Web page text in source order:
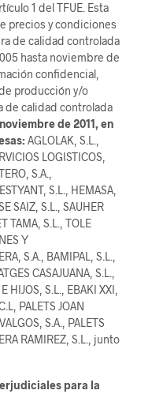
1 del TFUE. Esta
precios y condiciones
de calidad controlada
hasta noviembre de
confidencial,
producción y/o
de calidad controlada
de 2011, en
AGLOLAK, S.L.,
LOGISTICOS,
S.A.,
S.L., HEMASA,
SAIZ, S.L., SAUHER
TAMA, S.L., TOLE
Y
S.A., BAMIPAL, S.L.,
CASAJUANA, S.L.,
HIJOS, S.L., EBAKI XXI,
PALETS JOAN
S.A., PALETS
RAMIREZ, S.L., junto
para la